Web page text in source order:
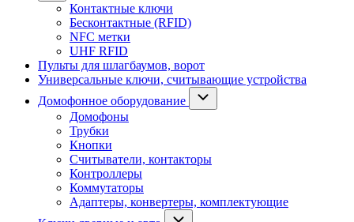
Контактные ключи
Бесконтактные (RFID)
NFC метки
UHF RFID
Пульты для шлагбаумов, ворот
Универсальные ключи, считывающие устройства
Домофонное оборудование
Домофоны
Трубки
Кнопки
Считыватели, контакторы
Контроллеры
Коммутаторы
Адаптеры, конвертеры, комплектующие